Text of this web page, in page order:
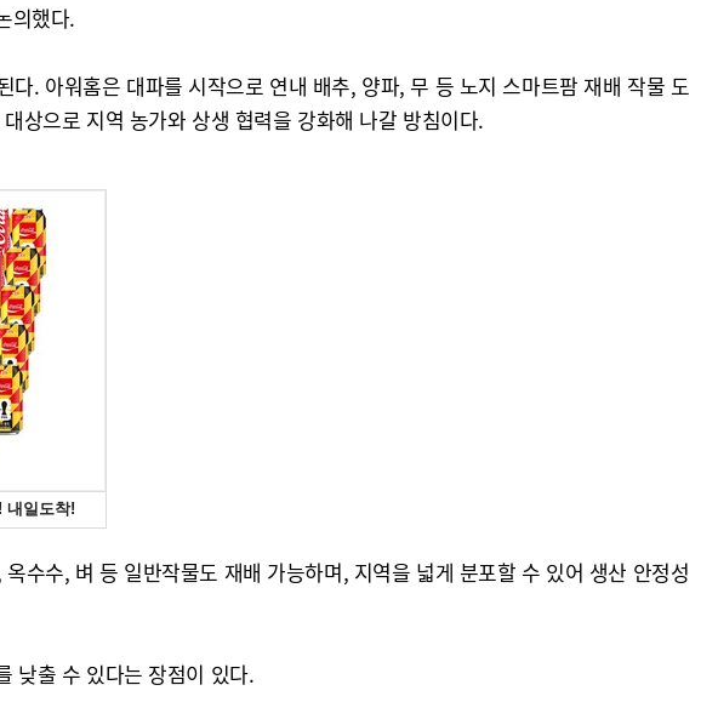
의했다.
. 아워홈은 대파를 시작으로 연내 배추, 양파, 무 등 노지 스마트팜 재배 작물 도
상으로 지역 농가와 상생 협력을 강화해 나갈 방침이다.
수수, 벼 등 일반작물도 재배 가능하며, 지역을 넓게 분포할 수 있어 생산 안정성
낮출 수 있다는 장점이 있다.